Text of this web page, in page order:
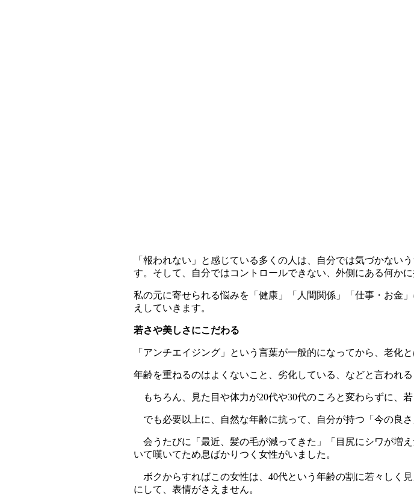
「報われない」と感じている多くの人は、自分では気づかない
す。そして、
自分ではコントロールできない、外側にある何か
私の元に寄せられる悩みを「健康」「人間関係」「仕事・お金
えしていきます。
若さや美しさにこだわる
「アンチエイジング」という言葉が一般的になってから、老化
年齢を重ねるのはよくないこと、劣化している、などと言われる
もちろん、見た目や体力が20代や30代のころと変わらずに、
でも必要以上に、自然な年齢に抗って、自分が持つ「今の良さ
会うたびに「最近、髪の毛が減ってきた」「目尻にシワが増
いて嘆いてため息ばかりつく女性がいました。
ボクからすればこの女性は、40代という年齢の割に若々しく
にして、表情がさえません。